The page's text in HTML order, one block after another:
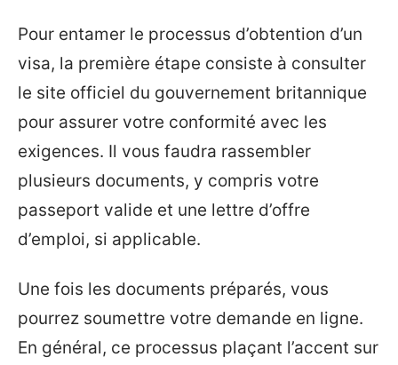
Pour entamer le processus d’obtention d’un
visa, la première étape consiste à consulter
le site officiel du gouvernement britannique
pour assurer votre conformité avec les
exigences. Il vous faudra rassembler
plusieurs documents, y compris votre
passeport valide et une lettre d’offre
d’emploi, si applicable.
Une fois les documents préparés, vous
pourrez soumettre votre demande en ligne.
En général, ce processus plaçant l’accent sur